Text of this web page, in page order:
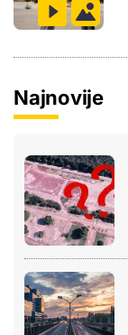
Najnovije